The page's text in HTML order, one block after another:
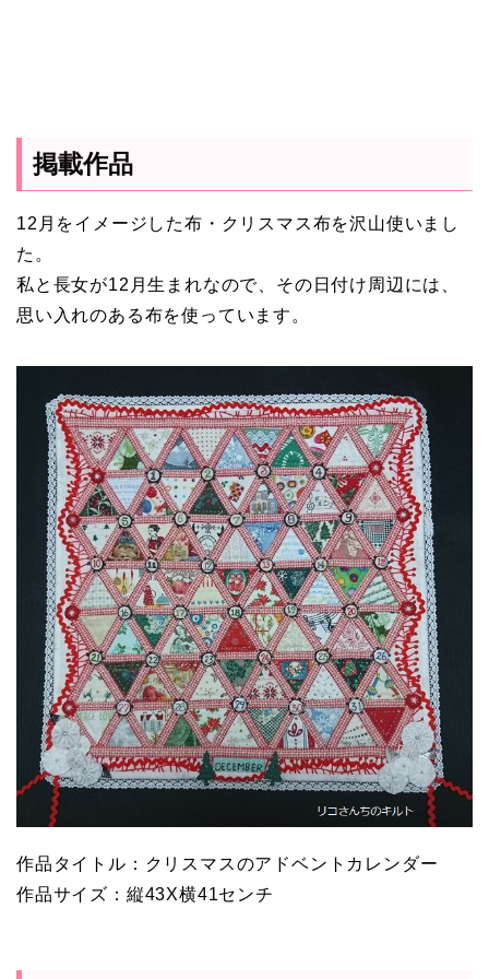
掲載作品
12月をイメージした布・クリスマス布を沢山使いまし
た。
私と長女が12月生まれなので、その日付け周辺には、
思い入れのある布を使っています。
作品タイトル：クリスマスのアドベントカレンダー
作品サイズ：縦43X横41センチ